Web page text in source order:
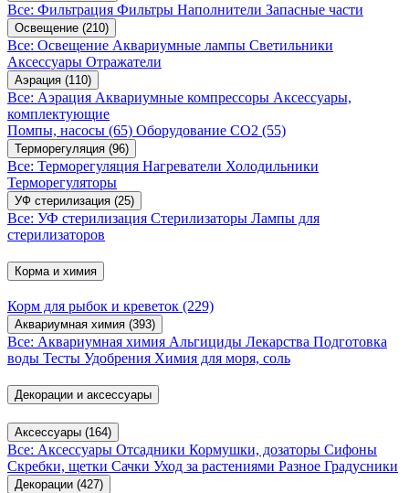
Все: Фильтрация Фильтры Наполнители Запасные части
Освещение (210)
Все: Освещение Аквариумные лампы Светильники
Аксессуары Отражатели
Аэрация (110)
Все: Аэрация Аквариумные компрессоры Аксессуары,
комплектующие
Помпы, насосы (65) Оборудование CO2 (55)
Терморегуляция (96)
Все: Терморегуляция Нагреватели Холодильники
Терморегуляторы
УФ стерилизация (25)
Все: УФ стерилизация Стерилизаторы Лампы для
стерилизаторов
Корма и химия
Корм для рыбок и креветок (229)
Аквариумная химия (393)
Все: Аквариумная химия Альгициды Лекарства Подготовка
воды Тесты Удобрения Химия для моря, соль
Декорации и аксессуары
Аксессуары (164)
Все: Аксессуары Отсадники Кормушки, дозаторы Сифоны
Скребки, щетки Сачки Уход за растениями Разное Градусники
Декорации (427)